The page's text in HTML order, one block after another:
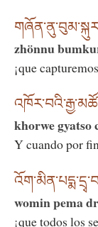
zhönnu
¡que
khorwe gyatso
Y cuando por
womin pema
¡que todos los